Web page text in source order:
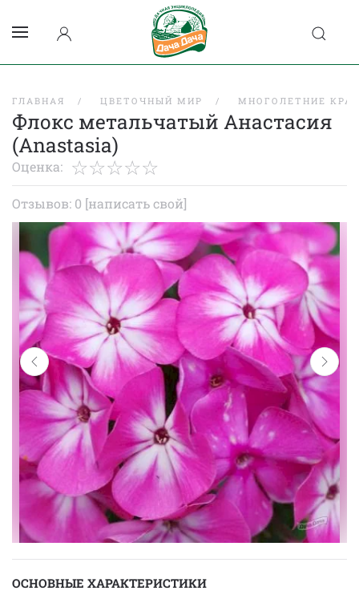
ГЛАВНАЯ ЦВЕТОЧНЫЙ МИР МНОГОЛЕТНИЕ
Флокс метальчатый Анастасия
(Anastasia)
Оценка:
Отзывов: 0 [написать свой]
ОСНОВНЫЕ ХАРАКТЕРИСТИКИ